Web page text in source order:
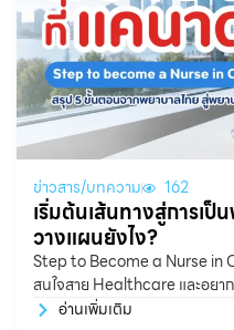
ข่าวสาร/บทความ 162
เริ่มต้นเส้นทางสู่การเ
วางแผนยังไง?
Step to Become a Nurse in
สนใจสาย Healthcare และอยา
แคนาดา หลายคนอาจสงสัยว่า ต้
อ่านเพิ่มเติม